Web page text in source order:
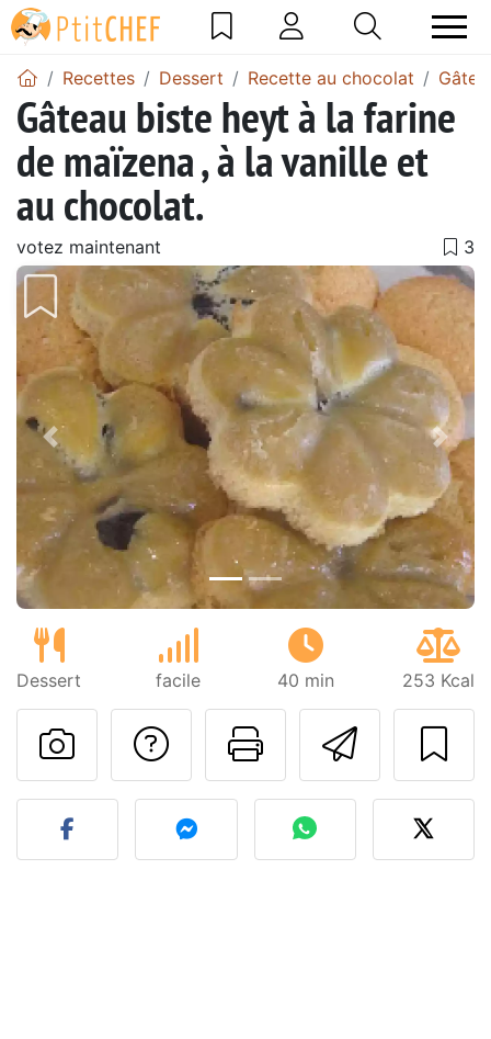
Recettes Dessert Recette au chocolat
Gâteau biste heyt à la farine
de maïzena , à la vanille et
au chocolat.
votez maintenant
Précédent
Dessert facile 40 min 253 Kcal
Imprimer
Poser une
Publier votre photo de